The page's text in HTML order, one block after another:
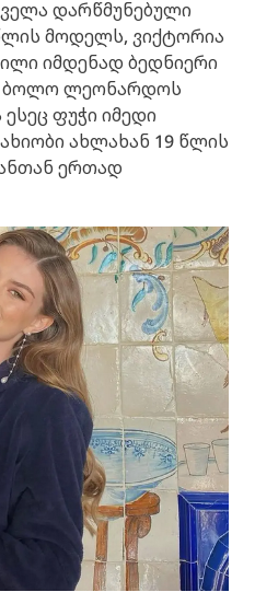
დარწმუნებული
მოდელს, ვიქტორია
იმდენად ბედნიერი
ბოლო ლეონარდოს
ფუჭი იმედი
ახლახან 19 წლის
ერთად